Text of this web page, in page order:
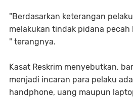
"Berdasarkan keterangan
melakukan tindak pidana pecah
" terangnya.
Kasat Reskrim menyebutkan,
menjadi incaran para pelaku
handphone, uang maupun